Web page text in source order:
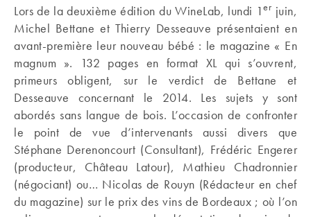
Lors de la deuxième édition du WineLab, lundi 1er juin,
Michel Bettane et Thierry Desseauve présentaient en
avant-première leur nouveau bébé : le magazine « En
magnum ». 132 pages en format XL qui s’ouvrent,
primeurs obligent, sur le verdict de Bettane et
Desseauve concernant le 2014. Les sujets y sont
abordés sans langue de bois. L’occasion de confronter
le point de vue d’intervenants aussi divers que
Stéphane Derenoncourt (Consultant), Frédéric Engerer
(producteur, Château Latour), Mathieu Chadronnier
(négociant) ou… Nicolas de Rouyn (Rédacteur en chef
du magazine) sur le prix des vins de Bordeaux ; où l’on